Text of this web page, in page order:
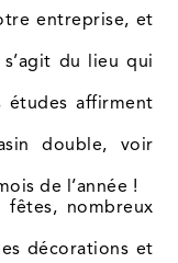
entreprise, et
du lieu qui
études affirment
double, voir
de l’année !
nombreux
décorations et